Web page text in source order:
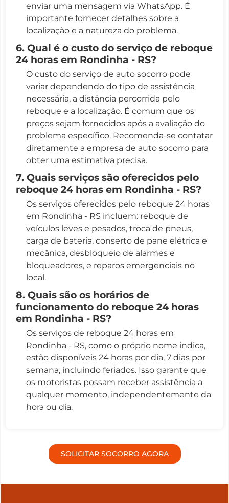
enviar uma mensagem via WhatsApp. É
importante fornecer detalhes sobre a
localização e a natureza do problema.
6. Qual é o custo do serviço de reboque
24 horas em Rondinha - RS?
O custo do serviço de auto socorro pode
variar dependendo do tipo de assistência
necessária, a distância percorrida pelo
reboque e a localização. É comum que os
preços sejam fornecidos após a avaliação do
problema específico. Recomenda-se contatar
diretamente a empresa de auto socorro para
obter uma estimativa precisa.
7. Quais serviços são oferecidos pelo
reboque 24 horas em Rondinha - RS?
Os serviços oferecidos pelo reboque 24 horas
em Rondinha - RS incluem: reboque de
veículos leves e pesados, troca de pneus,
carga de bateria, conserto de pane elétrica e
mecânica, desbloqueio de alarmes e
bloqueadores, e reparos emergenciais no
local.
8. Quais são os horários de
funcionamento do reboque 24 horas
em Rondinha - RS?
Os serviços de reboque 24 horas em
Rondinha - RS, como o próprio nome indica,
estão disponíveis 24 horas por dia, 7 dias por
semana, incluindo feriados. Isso garante que
os motoristas possam receber assistência a
qualquer momento, independentemente da
hora ou dia.
SOLICITAR SOCORRO AGORA